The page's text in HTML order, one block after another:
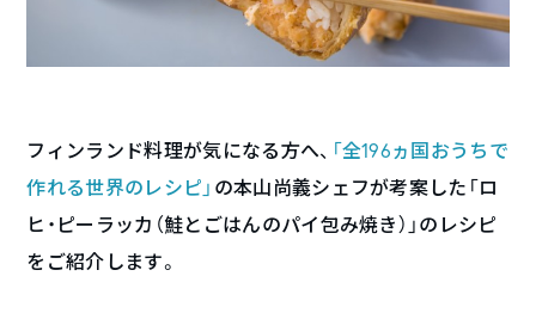
フィンランド料理が気になる方へ、 「全196ヵ国おうちで
作れる世界のレシピ」 の本山尚義シェフが考案した「ロ
ヒ・ピーラッカ（鮭とごはんのパイ包み焼き）」のレシピ
をご紹介します。